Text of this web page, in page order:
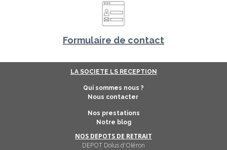
Formulaire de contact
LA SOCIETE LS RECEPTION
Qui sommes nous ?
Nous contacter
Nos prestations
Notre blog
NOS DEPOTS DE RETRAIT
DEPOT Dolus d'Oléron